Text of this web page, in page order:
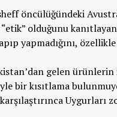
öncülüğündeki
olduğunu
yapmadığını,
gelen
bir kısıtlama
Uygurları